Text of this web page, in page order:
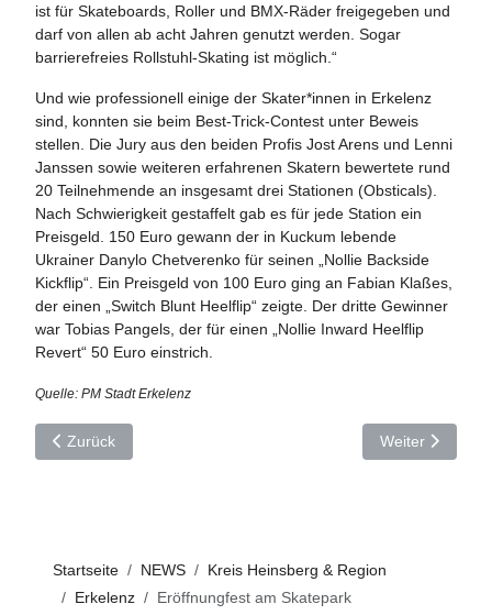
ist für Skateboards, Roller und BMX-Räder freigegeben und
darf von allen ab acht Jahren genutzt werden. Sogar
barrierefreies Rollstuhl-Skating ist möglich.“
Und wie professionell einige der Skater*innen in Erkelenz
sind, konnten sie beim Best-Trick-Contest unter Beweis
stellen. Die Jury aus den beiden Profis Jost Arens und Lenni
Janssen sowie weiteren erfahrenen Skatern bewertete rund
20 Teilnehmende an insgesamt drei Stationen (Obsticals).
Nach Schwierigkeit gestaffelt gab es für jede Station ein
Preisgeld. 150 Euro gewann der in Kuckum lebende
Ukrainer Danylo Chetverenko für seinen „Nollie Backside
Kickflip“. Ein Preisgeld von 100 Euro ging an Fabian Klaßes,
der einen „Switch Blunt Heelflip“ zeigte. Der dritte Gewinner
war Tobias Pangels, der für einen „Nollie Inward Heelflip
Revert“ 50 Euro einstrich.
Quelle: PM Stadt Erkelenz
Vorheriger Beitrag: Erkelenz: Erfolgreiche Sporttreibende
Zurück Nächster
Weiter
Startseite NEWS
Kreis Heinsberg & Region
Erkelenz
Eröffnungfest am Skatepark